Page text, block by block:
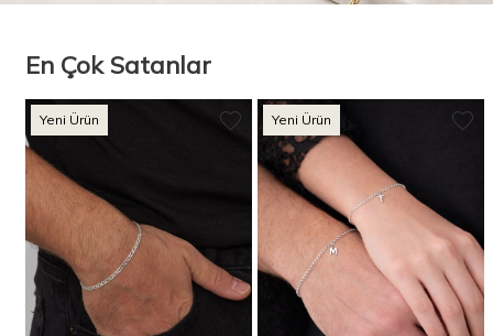
En Çok Satanlar
Yeni Ürün Yeni Ürün